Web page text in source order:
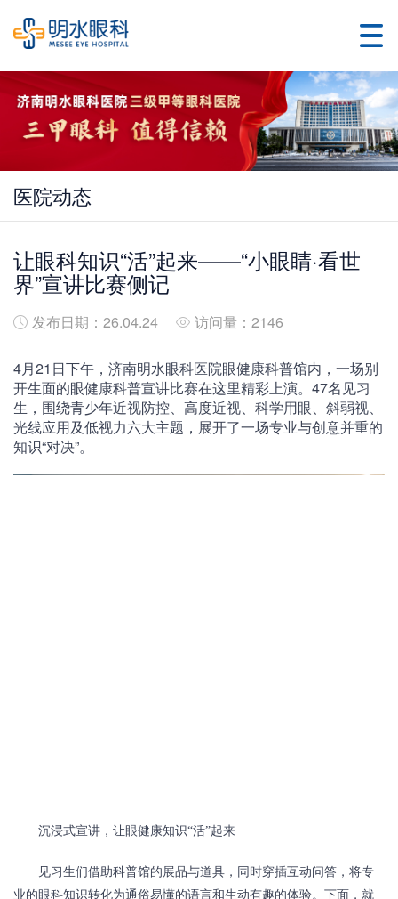
医院动态
让眼科知识“活”起来——“小眼睛·看世
界”宣讲比赛侧记
发布日期：26.04.24 访问量：2146
4月21日下午，济南明水眼科医院眼健康科普馆内，一场别
开生面的眼健康科普宣讲比赛在这里精彩上演。47名见习
生，围绕青少年近视防控、高度近视、科学用眼、斜弱视、
光线应用及低视力六大主题，展开了一场专业与创意并重的
知识“对决”。
沉浸式宣讲，让眼健康知识“活”起来
见习生们借助科普馆的展品与道具，同时穿插互动问答，将专
业的眼科知识转化为通俗易懂的语言和生动有趣的体验。下面，就